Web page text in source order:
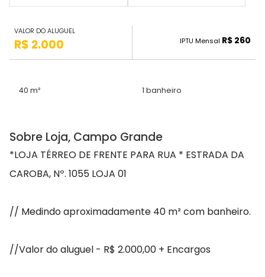
VALOR DO ALUGUEL
R$ 2.000 IPTU Mensal R$ 260
40 m² 1 banheiro
Sobre Loja, Campo Grande
*LOJA TÉRREO DE FRENTE PARA RUA * ESTRADA DA
CAROBA, Nº. 1055 LOJA 01
// Medindo aproximadamente 40 m² com banheiro.
//Valor do aluguel - R$ 2.000,00 + Encargos